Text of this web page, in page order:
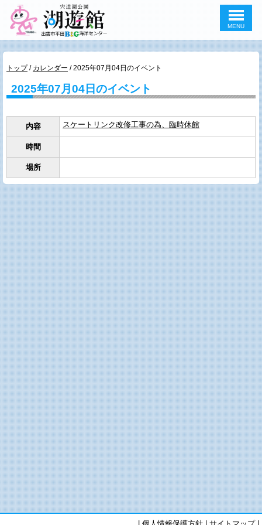
このページの本文へ
MENU
現
の
位
トップ/ カレンダー /2025年07月04日のイベント
2025年07月04日のイベント
内容 スケートリンク改修工事の為、臨時休館
時間
場所